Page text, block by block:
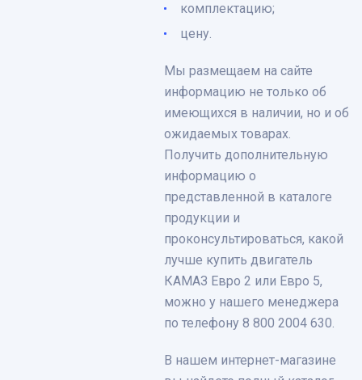
комплектацию;
цену.
Мы размещаем на сайте
информацию не только об
имеющихся в наличии, но и об
ожидаемых товарах.
Получить дополнительную
информацию о
представленной в каталоге
продукции и
проконсультироваться, какой
лучше купить двигатель
КАМАЗ Евро 2 или Евро 5,
можно у нашего менеджера
по телефону 8 800 2004 630.
В нашем интернет-магазине